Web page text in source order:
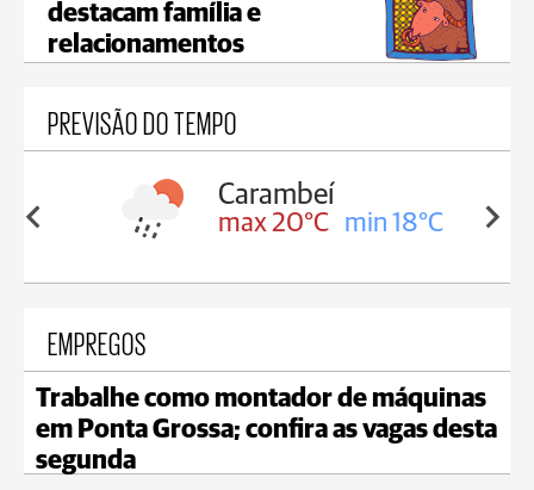
destacam família e
relacionamentos
PREVISÃO DO TEMPO
18°C
Carambeí
max 20°C min 18°C
EMPREGOS
Trabalhe como montador de máquinas
em Ponta Grossa; confira as vagas desta
segunda